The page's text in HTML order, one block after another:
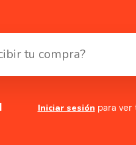
Iniciar sesión para